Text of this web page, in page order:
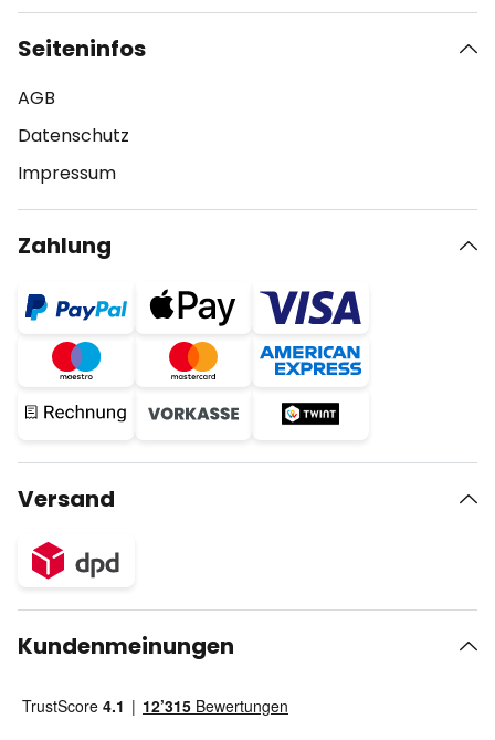
Seiteninfos
AGB
Datenschutz
Impressum
Zahlung
Versand
Kundenmeinungen